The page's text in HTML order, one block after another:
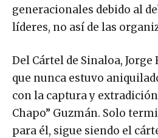
generacionales debido al
líderes, no así de las
Del Cártel de Sinaloa,
que nunca estuvo
con la captura y extradición
Chapo” Guzmán. Solo
para él, sigue siendo el